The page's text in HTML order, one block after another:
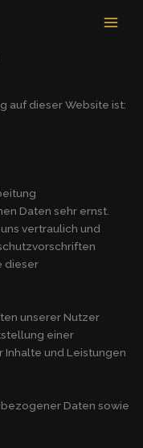
auf dieser Website ist:
Daten sehr ernst.
vertraulich und
dieser
unserer Nutzer
einer
Inhalte und Leistungen
Daten sowie